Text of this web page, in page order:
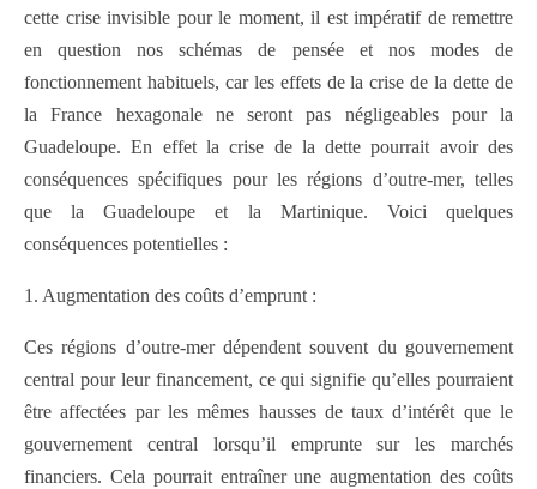
cette crise invisible pour le moment, il est impératif de remettre
en question nos schémas de pensée et nos modes de
fonctionnement habituels, car les effets de la crise de la dette de
la France hexagonale ne seront pas négligeables pour la
Guadeloupe. En effet la crise de la dette pourrait avoir des
conséquences spécifiques pour les régions d’outre-mer, telles
que la Guadeloupe et la Martinique. Voici quelques
conséquences potentielles :
1. Augmentation des coûts d’emprunt :
Ces régions d’outre-mer dépendent souvent du gouvernement
central pour leur financement, ce qui signifie qu’elles pourraient
être affectées par les mêmes hausses de taux d’intérêt que le
gouvernement central lorsqu’il emprunte sur les marchés
financiers. Cela pourrait entraîner une augmentation des coûts